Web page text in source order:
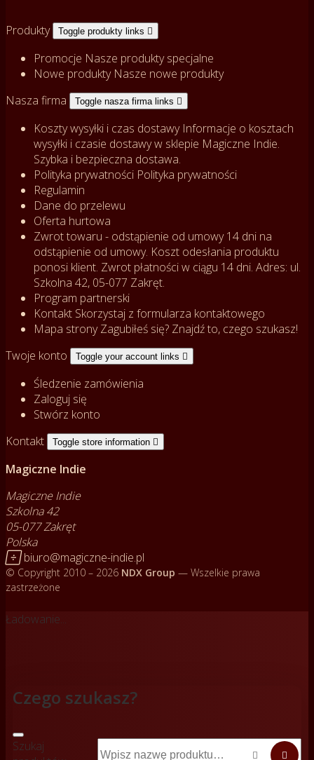
Produkty Toggle produkty links 
Promocje Nasze produkty specjalne
Nowe produkty Nasze nowe produkty
Nasza firma
Toggle nasza firma links 
Koszty wysyłki i czas dostawy Informacje o kosztach
wysyłki i czasie dostawy w sklepie Magiczne Indie.
Szybka i bezpieczna dostawa.
Polityka prywatności Polityka prywatności
Regulamin
Dane do przelewu
Oferta hurtowa
Zwrot towaru - odstąpienie od umowy14 dni na
odstąpienie od umowy. Koszt odesłania produktu
ponosi klient. Zwrot płatności w ciągu 14 dni. Adres: ul.
Szkolna 42, 05-077 Zakręt.
Program partnerski
Kontakt Skorzystaj z formularza kontaktowego
Mapa stronyZagubiłeś się? Znajdź to, czego szukasz!
Twoje konto
Toggle your account links 
Śledzenie zamówienia
Zaloguj się
Stwórz konto
Kontakt
Toggle store information 
Magiczne Indie
Magiczne Indie
Szkolna 42
05-077 Zakręt
Polska
 biuro@magiczne-indie.pl
© Copyright 2010 – 2026 NDX Group — Wszelkie prawa
zastrzeżone
Ładowanie...
Czego szukasz?
Szukaj
 